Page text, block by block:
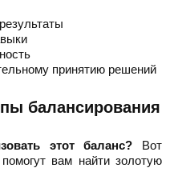
принятию решений
балансирования
этот баланс? Вот
вам найти золотую